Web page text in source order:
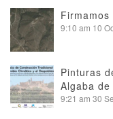
9:10 am 10
Pinturas
Algaba de
9:21 am 30